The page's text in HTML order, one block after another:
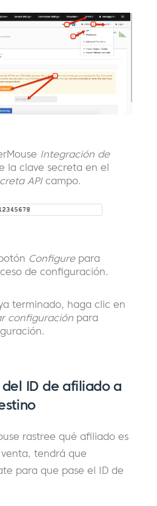
Integración de
la clave secreta en el
APIcampo.
Configurepara
de configuración.
terminado, haga clic en
configuración para
ID de afiliado a
rastree qué afiliado es
tendrá que
para que pase el ID de